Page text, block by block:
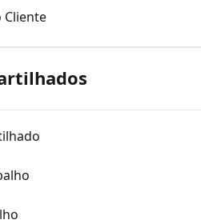
Cliente